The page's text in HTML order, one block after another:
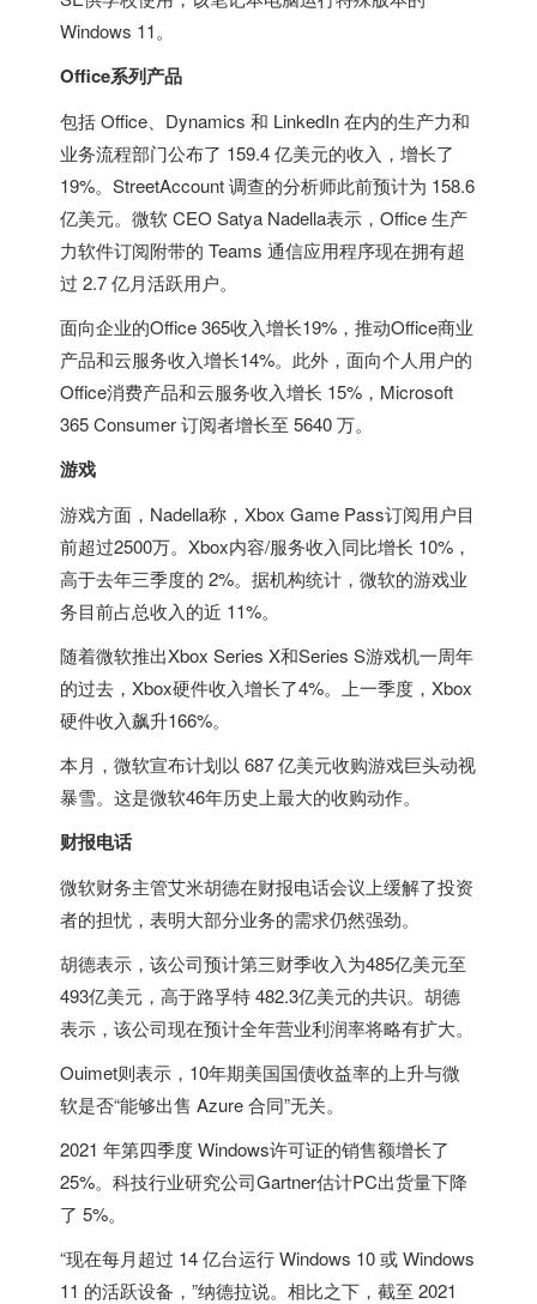
Windows 11。
Office系列产品
包括 Office、Dynamics 和 LinkedIn 在内的生产力和
业务流程部门公布了 159.4 亿美元的收入，增长了
19%。StreetAccount 调查的分析师此前预计为 158.6
亿美元。微软 CEO Satya Nadella表示，Office 生产
力软件订阅附带的 Teams 通信应用程序现在拥有超
过 2.7 亿月活跃用户。
面向企业的Office 365收入增长19%，推动Office商业
产品和云服务收入增长14%。此外，面向个人用户的
Office消费产品和云服务收入增长 15%，Microsoft
365 Consumer 订阅者增长至 5640 万。
游戏
游戏方面，Nadella称，Xbox Game Pass订阅用户目
前超过2500万。Xbox内容/服务收入同比增长 10%，
高于去年三季度的 2%。据机构统计，微软的游戏业
务目前占总收入的近 11%。
随着微软推出Xbox Series X和Series S游戏机一周年
的过去，Xbox硬件收入增长了4%。上一季度，Xbox
硬件收入飙升166%。
本月，微软宣布计划以 687 亿美元收购游戏巨头动视
暴雪。这是微软46年历史上最大的收购动作。
财报电话
微软财务主管艾米胡德在财报电话会议上缓解了投资
者的担忧，表明大部分业务的需求仍然强劲。
胡德表示，该公司预计第三财季收入为485亿美元至
493亿美元，高于路孚特 482.3亿美元的共识。胡德
表示，该公司现在预计全年营业利润率将略有扩大。
Ouimet则表示，10年期美国国债收益率的上升与微
软是否“能够出售 Azure 合同”无关。
2021 年第四季度 Windows许可证的销售额增长了
25%。科技行业研究公司Gartner估计PC出货量下降
了 5%。
“现在每月超过 14 亿台运行 Windows 10 或 Windows
11 的活跃设备，”纳德拉说。相比之下，截至 2021